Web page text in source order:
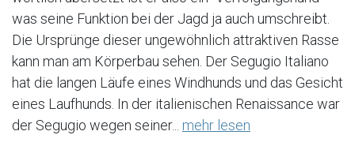
was seine Funktion bei der Jagd ja auch umschreibt.
Die Ursprünge dieser ungewöhnlich attraktiven Rasse
kann man am Körperbau sehen. Der Segugio Italiano
hat die langen Läufe eines Windhunds und das Gesicht
eines Laufhunds. In der italienischen Renaissance war
der Segugio wegen seiner... mehr lesen